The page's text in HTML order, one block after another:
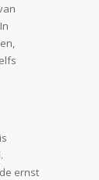
ernst